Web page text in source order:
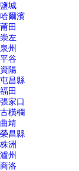
鹽城
哈爾濱
莆田
崇左
泉州
平谷
資陽
屯昌縣
福田
張家口
古橫欄
曲靖
榮昌縣
株洲
瀘州
商洛